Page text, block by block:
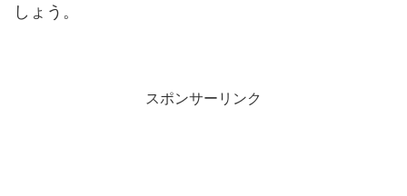
しょう。
スポンサーリンク